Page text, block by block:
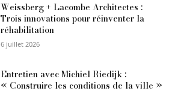
Weissberg + Lacombe Architectes :
Trois innovations pour réinventer la
réhabilitation
6 juillet 2026
Entretien avec Michiel Riedijk :
« Construire les conditions de la ville »